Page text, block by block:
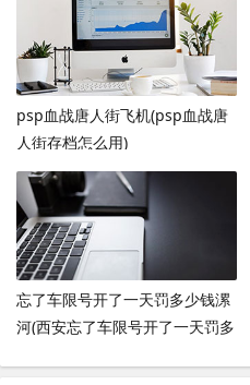
psp血战唐人街飞机(psp血战唐
人街存档怎么用)
忘了车限号开了一天罚多少钱漯
河(西安忘了车限号开了一天罚多